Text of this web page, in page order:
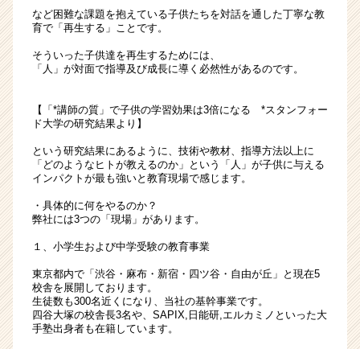
会
問
に
挑
|
ベ
ン
チ
ャ
成
企
か
ら
ス
カ
など困難な課題を抱えている子供たちを対話を通した丁寧な教
育で「再生する」ことです。
そういった子供達を再生するためには、
「人」が対面で指導及び成長に導く必然性があるのです。
【「*講師の質」で子供の学習効果は3倍になる *スタンフォー
ド大学の研究結果より】
という研究結果にあるように、技術や教材、指導方法以上に
「どのようなヒトが教えるのか」という「人」が子供に与える
インパクトが最も強いと教育現場で感じます。
・具体的に何をやるのか？
弊社には3つの「現場」があります。
１、小学生および中学受験の教育事業
東京都内で「渋谷・麻布・新宿・四ツ谷・自由が丘」と現在5
校舎を展開しております。
生徒数も300名近くになり、当社の基幹事業です。
四谷大塚の校舎長3名や、SAPIX,日能研,エルカミノといった大
手塾出身者も在籍しています。